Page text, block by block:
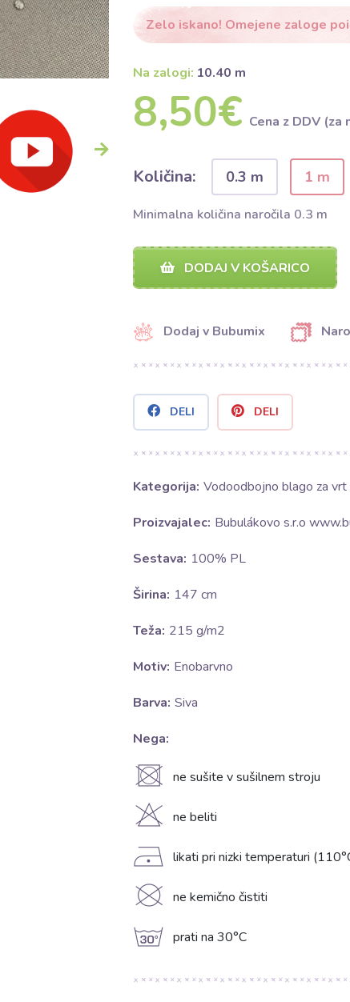
Zelo iskano! Omejene zaloge
Na zalogi: 10.40 m
8,50€ Cena z DDV (za
Količina: 0.3 m 1 m
Minimalna količina naročila 0.3 m
DODAJ V KOŠARICO
Dodaj v Bubumix
DELI DELI
Kategorija: Vodoodbojno blago za vrt
Proizvajalec: Bubulákovo s.r.o
Sestava: 100% PL
Širina: 147 cm
Teža: 215 g/m2
Motiv: Enobarvno
Barva: Siva
Nega:
U ne sušite v sušilnem stroju
H ne beliti
D likati pri nizki temperaturi
K ne kemično čistiti
g prati na 30°C